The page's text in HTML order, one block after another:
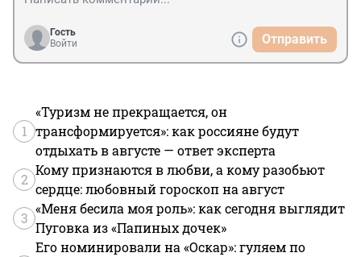
Гость
Войти
Отправить
1
«Туризм не прекращается, он
трансформируется»: как россияне будут
отдыхать в августе — ответ эксперта
2
Кому признаются в любви, а кому разобьют
сердце: любовный гороскоп на август
3
«Меня бесила моя роль»: как сегодня выглядит
Пуговка из «Папиных дочек»
Его номинировали на «Оскар»: гуляем по